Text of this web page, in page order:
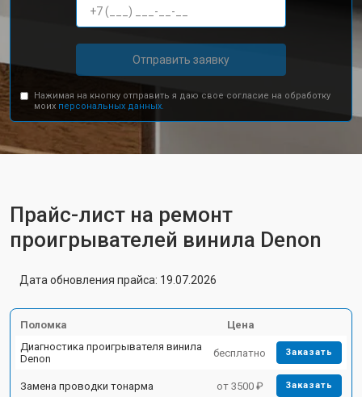
Отправить заявку
Нажимая на кнопку отправить я даю свое согласие на обработку
моих персональных данных.
Прайс-лист на ремонт
проигрывателей винила Denon
Дата обновления прайса: 19.07.2026
Поломка
Цена
Диагностика проигрывателя винила
Denon
бесплатно Заказать
Замена проводки тонарма от 3500 ₽ Заказать